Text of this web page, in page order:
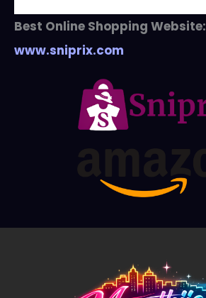
Best Online Shopping Website:
www.sniprix.com